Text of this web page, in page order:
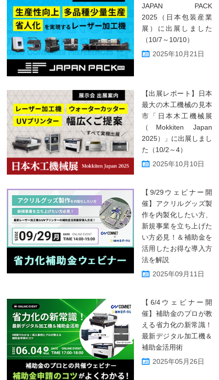
JAPAN PACK
2025（日本包装産業
展）に出展しました
（10/7～10/10）
2025年10月21日
【出展レポート】日本
最大の木工機械の見本
市「日本木工機械展
（Mokkiten Japan
2025）」に出展しまし
た（10/2～4）
2025年10月10日
【9/29ウェビナー開
催】アクリルグッズ製
作を内製化したい方、
新規事業を立ち上げた
い方必見！＆補助金を
活用したお得な導入方
法を解説
2025年09月11日
【6/4ウェビナー開
催】補助金のプロが教
える省力化の新常識！
最新デジタル加工機＆
補助金活用術
2025年05月26日